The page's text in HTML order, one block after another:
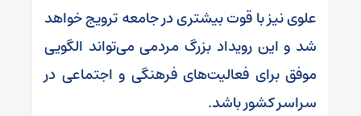
علوی نیز با قوت بیشتری در جامعه ترویج خواهد
شد و این رویداد بزرگ مردمی می‌تواند الگویی
موفق برای فعالیت‌های فرهنگی و اجتماعی در
سراسر کشور باشد.